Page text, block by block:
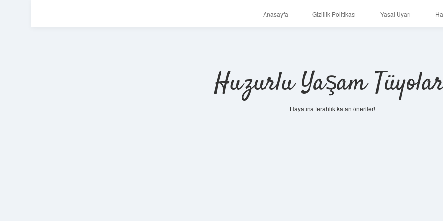
Anasayfa Gizlilik Politikası Yasal Uyarı
Huzurlu Yaşam
Hayatına ferahlık katan öneriler!